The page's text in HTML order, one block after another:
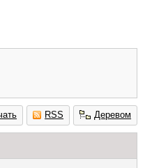
RSS Деревом